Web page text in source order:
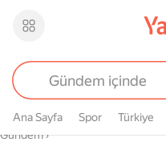
Ana Sayfa Spor Türkiye
Buradasın
Gündem›